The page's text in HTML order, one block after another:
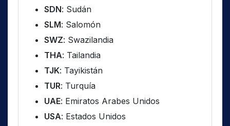
SDN: Sudán
SLM: Salomón
SWZ: Swazilandia
THA: Tailandia
TJK: Tayikistán
TUR: Turquía
UAE: Emiratos Arabes Unidos
USA: Estados Unidos